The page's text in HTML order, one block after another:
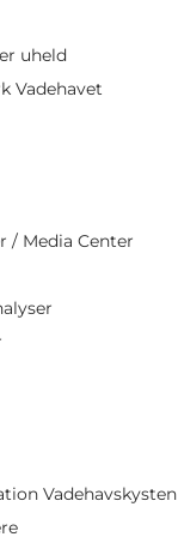
uheld
Vadehavet
/ Media Center
Vadehavskysten